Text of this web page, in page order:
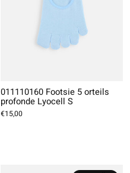
011110160 Footsie 5 orteils
profonde Lyocell S
€15,00